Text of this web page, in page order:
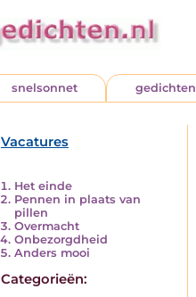
snelsonnet gedichten
Vacatures
Het einde
Pennen in plaats van
pillen
Overmacht
Onbezorgdheid
Anders mooi
Categorieën: